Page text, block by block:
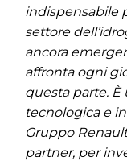
indispensabile
settore
ancora
affronta ogni
questa parte. È
tecnologica e
Gruppo
partner, per